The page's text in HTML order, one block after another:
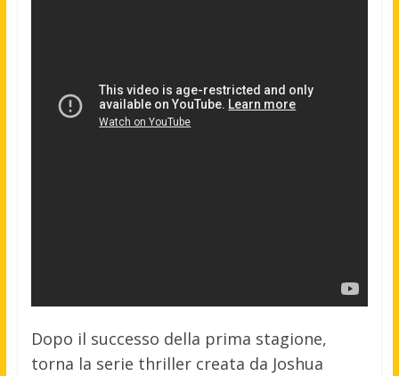
Dopo il successo della prima stagione,
torna la serie thriller creata da Joshua